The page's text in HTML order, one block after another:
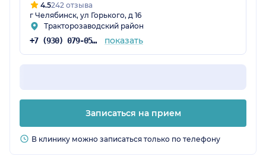
4.5242 отзыва
г Челябинск, ул Горького, д 16
Тракторозаводский район
+7 (930) 079-05-43 показать
Записаться на прием
В клинику можно записаться только по телефону